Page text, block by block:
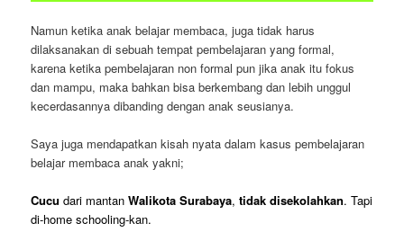
Namun ketika anak belajar membaca, juga tidak harus
dilaksanakan di sebuah tempat pembelajaran yang formal,
karena ketika pembelajaran non formal pun jika anak itu fokus
dan mampu, maka bahkan bisa berkembang dan lebih unggul
kecerdasannya dibanding dengan anak seusianya.
Saya juga mendapatkan kisah nyata dalam kasus pembelajaran
belajar membaca anak yakni;
Cucu dari mantanWalikota Surabaya,tidak disekolahkan. Tapi
di-home schooling-kan.